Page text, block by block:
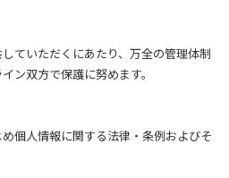
ていただくにあたり、万全の管理体制
ン双方で保護に努めます。
個人情報に関する法律・条例およびそ